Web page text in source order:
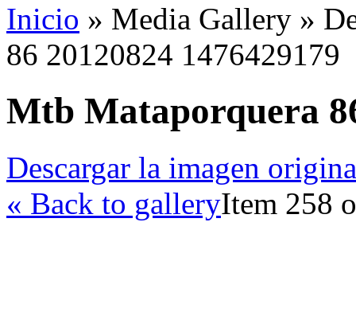
Inicio » Media Gallery »
86 20120824 1476429179
Mtb Mataporquera
Descargar la imagen
« Back to galleryItem 258